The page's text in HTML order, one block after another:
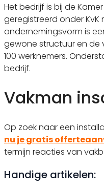
Het bedrijf is bij de
geregistreerd onder KvK
ondernemingsvorm is
gewone structuur en de
100 werknemers.
bedrijf.
Vakman
Op zoek naar een
nu je gratis
termijn reacties van
Handige artikelen: